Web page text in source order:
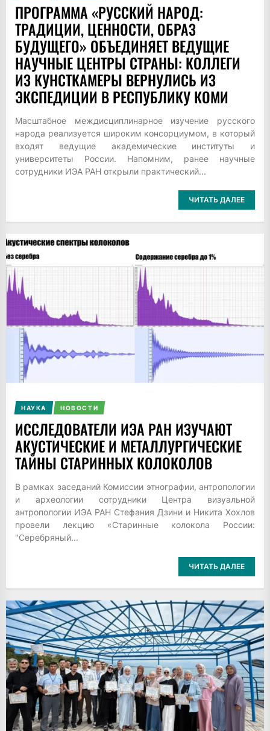
ПРОГРАММА «РУССКИЙ НАРОД:
ТРАДИЦИИ, ЦЕННОСТИ, ОБРАЗ
БУДУЩЕГО» ОБЪЕДИНЯЕТ ВЕДУЩИЕ
НАУЧНЫЕ ЦЕНТРЫ СТРАНЫ: КОЛЛЕГИ
ИЗ КУНСТКАМЕРЫ ВЕРНУЛИСЬ ИЗ
ЭКСПЕДИЦИИ В РЕСПУБЛИКУ КОМИ
Масштабное междисциплинарное изучение русского
народа реализуется широким консорциумом, в который
входят ведущие академические институты и
университеты России. Напомним, ранее научные
сотрудники ИЭА РАН открыли практический...
ЧИТАТЬ ДАЛЕЕ
НАУКА НОВОСТИ
ИССЛЕДОВАТЕЛИ ИЭА РАН ИЗУЧАЮТ
АКУСТИЧЕСКИЕ И МЕТАЛЛУРГИЧЕСКИЕ
ТАЙНЫ СТАРИННЫХ КОЛОКОЛОВ
В рамках заседаний Комиссии этнографии, антропологии
и археологии сотрудники Центра визуальной
антропологии ИЭА РАН Стефания Дзини и Никита Хохлов
провели лекцию «Старинные колокола России:
"Серебряный...
ЧИТАТЬ ДАЛЕЕ